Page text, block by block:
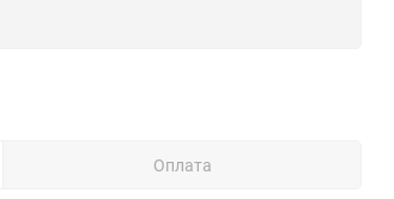
Оплата